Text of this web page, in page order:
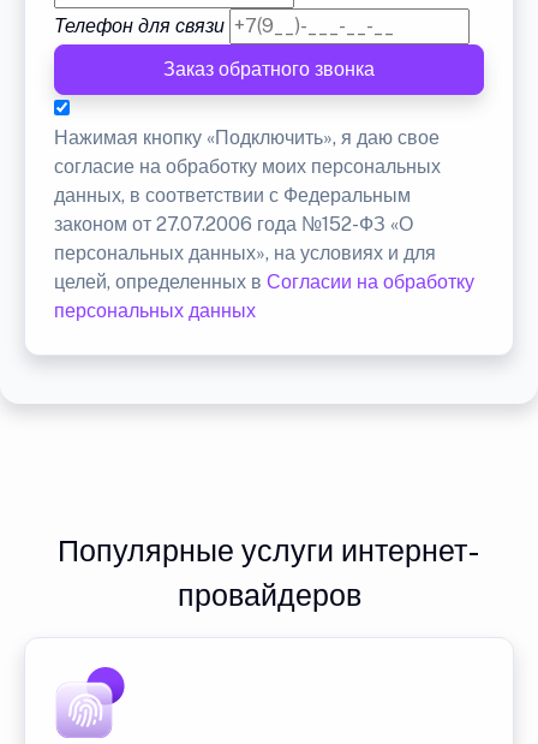
Телефон для связи
Заказ обратного звонка
Нажимая кнопку «Подключить», я даю свое
согласие на обработку моих персональных
данных, в соответствии с Федеральным
законом от 27.07.2006 года №152-ФЗ «О
персональных данных», на условиях и для
целей, определенных в Согласии на обработку
персональных данных
Популярные услуги интернет-
провайдеров